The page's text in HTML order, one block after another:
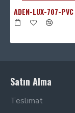
ADEN-LUX-707-PVC
Satın Alma
Teslimat